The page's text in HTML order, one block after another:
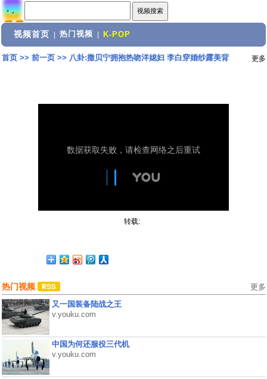
视频首页 热门视频 K-POP
首页>> 前一页>> 八卦:撒贝宁拥抱热吻洋媳妇 李白穿婚纱露美背 更多
转载:
热门视频 更多
又一国装备陆战之王
v.youku.com
中国为何还服役三代机
v.youku.com